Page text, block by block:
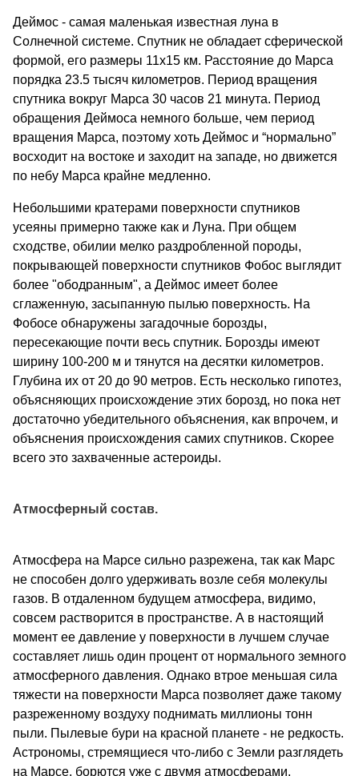
Деймос - самая маленькая известная луна в
Солнечной системе. Спутник не обладает сферической
формой, его размеры 11x15 км. Расстояние до Марса
порядка 23.5 тысяч километров. Период вращения
спутника вокруг Марса 30 часов 21 минута. Период
обращения Деймоса немного больше, чем период
вращения Марса, поэтому хоть Деймос и “нормально”
восходит на востоке и заходит на западе, но движется
по небу Марса крайне медленно.
Небольшими кратерами поверхности спутников
усеяны примерно также как и Луна. При общем
сходстве, обилии мелко раздробленной породы,
покрывающей поверхности спутников Фобос выглядит
более "ободранным", а Деймос имеет более
сглаженную, засыпанную пылью поверхность. На
Фобосе обнаружены загадочные борозды,
пересекающие почти весь спутник. Борозды имеют
ширину 100-200 м и тянутся на десятки километров.
Глубина их от 20 до 90 метров. Есть несколько гипотез,
объясняющих происхождение этих борозд, но пока нет
достаточно убедительного объяснения, как впрочем, и
объяснения происхождения самих спутников. Скорее
всего это захваченные астероиды.
Атмосферный состав.
Атмосфера на Марсе сильно разрежена, так как Марс
не способен долго удерживать возле себя молекулы
газов. В отдаленном будущем атмосфера, видимо,
совсем растворится в пространстве. А в настоящий
момент ее давление у поверхности в лучшем случае
составляет лишь один процент от нормального земного
атмосферного давления. Однако втрое меньшая сила
тяжести на поверхности Марса позволяет даже такому
разреженному воздуху поднимать миллионы тонн
пыли. Пылевые бури на красной планете - не редкость.
Астрономы, стремящиеся что-либо с Земли разглядеть
на Марсе, борются уже с двумя атмосферами.